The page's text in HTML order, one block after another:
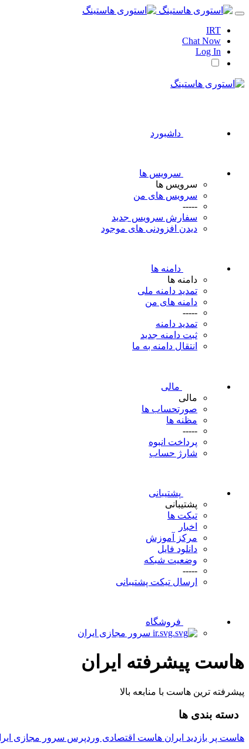
IRT
Chat Now
Log In
داشبورد
سرویس ها
سرویس ها
سرویس های من
-----
سفارش سرویس جدید
دیدن افزودنی های موجود
دامنه ها
دامنه ها
تمدید دامنه ملی
دامنه های من
-----
تمدید دامنه
ثبت دامنه جدید
انتقال دامنه به ما
مالی
مالی
صورتحساب ها
مظنه ها
-----
پرداخت انبوه
شارژ حساب
پشتیبانی
پشتیبانی
تیکت ها
اخبار
مرکز آموزش
دانلود فایل
وضعیت شبکه
-----
ارسال تیکت پشتیبانی
فروشگاه
سرور مجازی ایران
هاست پیشرفته ایران
پیشرفته ترین هاست با منابعه بالا
دسته بندی ها
هاست پر بازدید ایران هاست اقتصادی وردپرس سرور مجازی